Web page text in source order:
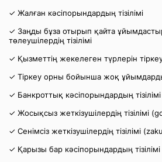
✓ Жалған кәсіпорындардың тізілімі
✓ Заңды бұза отырып қайта
төлеушілердің тізілімі
✓ Қызметтің жекелеген түрлерін
✓ Тіркеу орны бойынша жоқ
✓ Банкроттық кәсіпорындардың тізілімі
✓ Жосықсыз жеткізушілердің тізілімі
✓ Сенімсіз жеткізушілердің тізілімі
✓ Қарызы бар кәсіпорындардың тізілімі